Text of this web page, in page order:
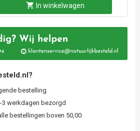
shopping_cart In winkelwagen
bestelling
3 werkdagen bezorgd
bestellingen boven 50,00